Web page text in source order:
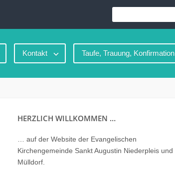
Kontakt Taufe, Trauung, Konfirmation
HERZLICH WILLKOMMEN …
… auf der Website der Evangelischen
Kirchengemeinde Sankt Augustin Niederpleis und
Mülldorf.